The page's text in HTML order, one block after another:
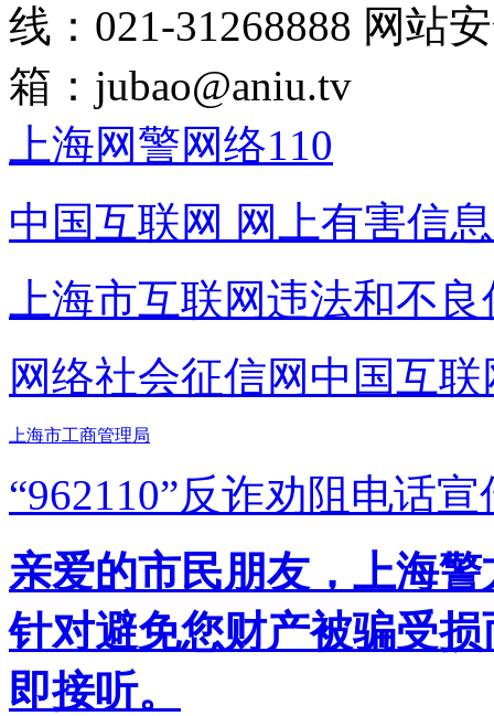
线：021-31268888 网站
箱： jubao@aniu.tv
上海网警网络110
中国互联网 网上有害信
上海市互联网违法和不
网络社会征信网 中国互
上海市工商管理局
“962110”反诈劝阻电话宣
亲爱的市民朋友，上海
针对避免您财产被骗受
即接听。